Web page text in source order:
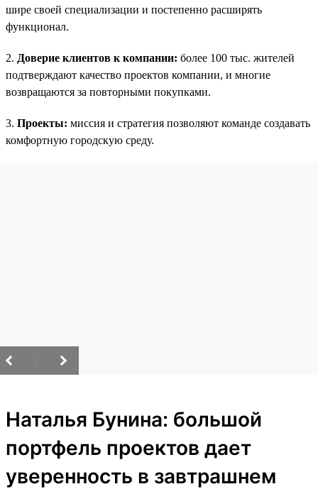
шире своей специализации и постепенно расширять
функционал.
2. Доверие клиентов к компании: более 100 тыс. жителей
подтверждают качество проектов компании, и многие
возвращаются за повторными покупками.
3. Проекты: миссия и стратегия позволяют команде создавать
комфортную городскую среду.
Наталья Бунина: большой
портфель проектов дает
уверенность в завтрашнем